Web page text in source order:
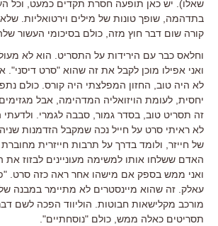
שאלו). יש כאן תופעה חסרת תקדים כמעט, וכל
בתדהמה, שופך טונות של מילים וירטואליות.
קורה שום דבר חוץ מזה, כולם בסיכומי העשור
וחלאס כבר עם הירידות על התסריט. הוא לא
ואני אפילו מוכן לקבל את זה שהוא "סרט
לא היה טוב, החזון המפלצתי היה קורס. כולם
יחסית, לעומת הויזואליה המדהימה, אבל
זה תסריט טוב, בסדר גמור, סבבה לגמרי. ולדעתי
לא ראיתי סרט על חייל נכה שמקבל הזדמנות שניה
של חייזר, ולומד בדרך על תרבות חייזרית
האדם ששלחו אותו למשימה מעוניינים לבזוז
ואני ממש בספק אם מישהו אחר ראה כזה סרט.
עאלק. זה שהוא מיינסטרים לא מתיימר במבנה
מורכב מקלישאות חבוטות. הוליווד הפכה לשם
תסריטים כאלה ממש, כולם "נוסחתיים".